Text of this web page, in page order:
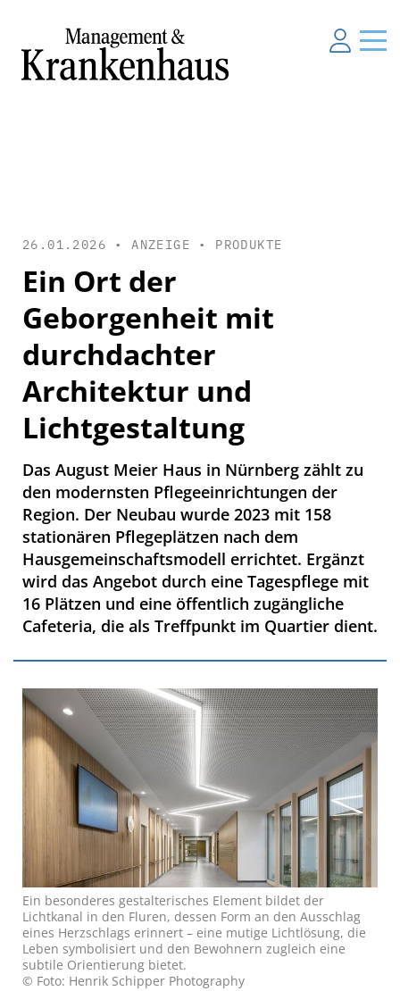
26.01.2026 • ANZEIGE • PRODUKTE
Ein Ort der
Geborgenheit mit
durchdachter
Architektur und
Lichtgestaltung
Das August Meier Haus in Nürnberg zählt zu
den modernsten Pflegeeinrichtungen der
Region. Der Neubau wurde 2023 mit 158
stationären Pflegeplätzen nach dem
Hausgemeinschaftsmodell errichtet. Ergänzt
wird das Angebot durch eine Tagespflege mit
16 Plätzen und eine öffentlich zugängliche
Cafeteria, die als Treffpunkt im Quartier dient.
Ein besonderes gestalterisches Element bildet der
Lichtkanal in den Fluren, dessen Form an den Ausschlag
eines Herzschlags erinnert – eine mutige Lichtlösung, die
Leben symbolisiert und den Bewohnern zugleich eine
subtile Orientierung bietet.
© Foto: Henrik Schipper Photography